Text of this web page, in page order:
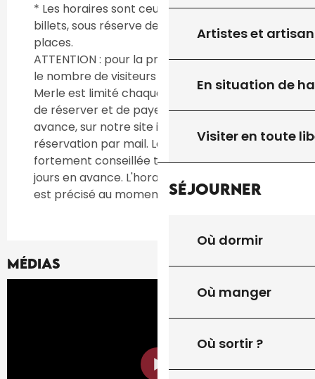
Artistes et
En situation de
Visiter en toute
Séjourner
Où dormir
Où manger
Où sortir ?
* Les horaires sont ceux de la vente des
billets, sous réserve de la disponibilité des
places.
ATTENTION : pour la protection de la grotte
le nombre de visiteurs de la grotte du Pech
Merle est limité chaque jour. Il est possible
de réserver et de payer les billets par
avance, sur notre site internet. Pas de
réservation par mail. La réservation est
fortement conseillée toute l'année, plusieurs
jours en avance. L'horaire de la visite guidée
est précisé au moment de l'achat des billets.
Médias